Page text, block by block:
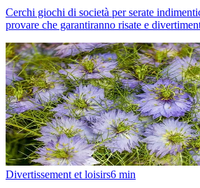
Cerchi giochi di società per serate
provare che garantiranno risate e
Divertissement et loisirs6 min